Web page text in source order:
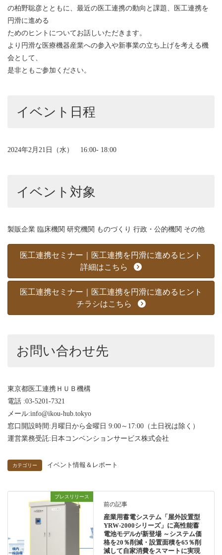
の柏野聡彦とともに、最近の医工連携の動向と課題、医工連携を
円滑に進める
ためのヒントについてお話しいただきます。
より円滑な医療機器産業への参入や新事業の立ち上げを考える機
会として、
是非ともご参加ください。
イベント日程
2024年2月21日（水） 16:00- 18:00
イベント対象
製販企業 臨床機関 研究機関 ものづくり 行政・公的機関 その他
医工連携セミナー｜医工連携を円滑に進めるヒント
詳細はこちら
医工連携セミナー｜医工連携を円滑に進めるヒント
チラシはこちら
お問い合わせ先
東京都医工連携ＨＵＢ機構
電話 :03-5201-7321
メール:info@ikou-hub.tokyo
窓口開設時間:月曜日から金曜日 9:00～17:00（土日祝は除く）
運営業務受託:日本コンベンションサービス株式会社
カテゴリー イベント情報＆レポート
プレスリリース
前の記事
産業用蓄電システム「屋外設置型
YRW-2000シリーズ」に高性能蓄
電池モデルが新登場 ～システム価
格を20％削減・設置面積を65％削
減して自家消費をスマートに実現